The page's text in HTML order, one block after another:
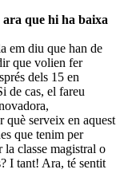
ara que hi ha baixa
em diu que han de
que volien fer
dels 15 en
de cas, el fareu
què serveix en aquest
que tenim per
la classe magistral o
I tant! Ara, té sentit